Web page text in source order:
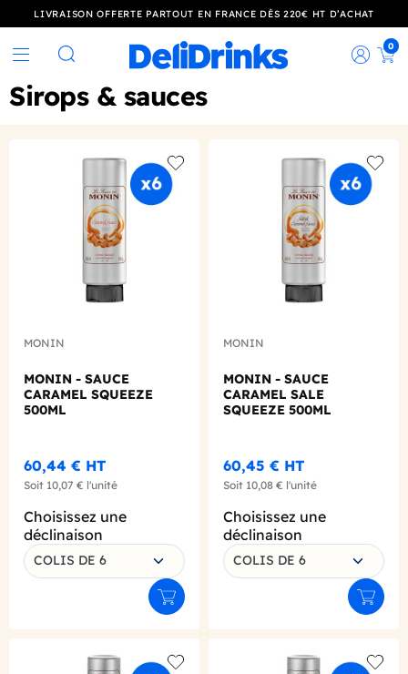
LIVRAISON OFFERTE PARTOUT EN FRANCE DÈS 220€ HT D’ACHAT
Rechercher
0
Sirops & sauces
Add to wishlist
MONIN
MONIN - SAUCE
CARAMEL SQUEEZE
500ML
60,44 € HT
Soit 10,07 € l'unité
Choisissez une
déclinaison
COLIS DE 6
Ajouter au panier
Add
MONIN
MONIN - SAUCE
CARAMEL SALE
SQUEEZE 500ML
60,45 € HT
Soit 10,08 € l'unité
Choisissez une
déclinaison
COLIS DE 6